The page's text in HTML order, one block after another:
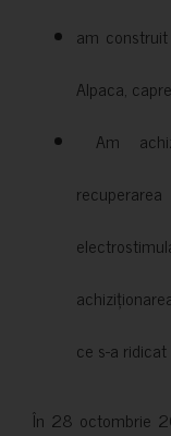
am
Alpaca,
Am
ce s-a
În 28 octombrie